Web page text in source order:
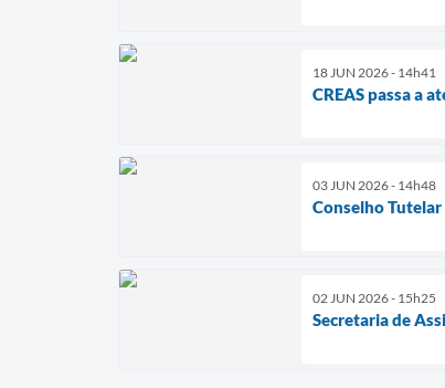
18 JUN 2026 - 14h41
CREAS passa a
03 JUN 2026 - 14h48
Conselho
02 JUN 2026 - 15h25
Secretaria de